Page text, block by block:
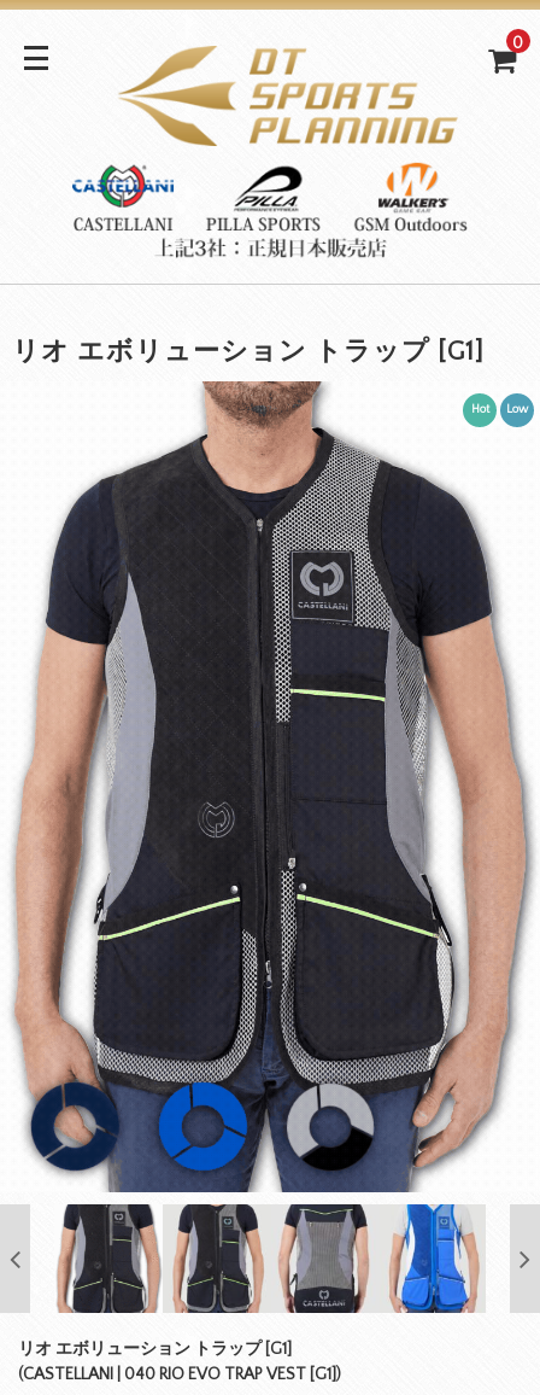
0
リオ エボリューション トラップ [G1]
Hot Low
リオ エボリューション トラップ [G1]
(CASTELLANI | 040 RIO EVO TRAP VEST [G1])